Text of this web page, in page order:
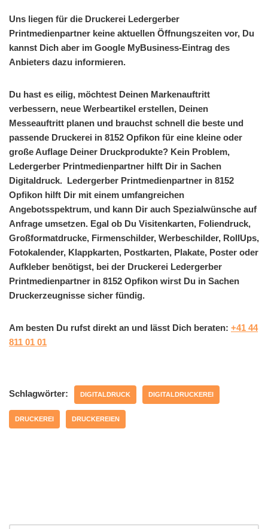
Uns liegen für die Druckerei Ledergerber
Printmedienpartner keine aktuellen Öffnungszeiten vor, Du
kannst Dich aber im Google MyBusiness-Eintrag des
Anbieters dazu informieren.
Du hast es eilig, möchtest Deinen Markenauftritt
verbessern, neue Werbeartikel erstellen, Deinen
Messeauftritt planen und brauchst schnell die beste und
passende Druckerei in 8152 Opfikon für eine kleine oder
große Auflage Deiner Druckprodukte? Kein Problem,
Ledergerber Printmedienpartner hilft Dir in Sachen
Digitaldruck. Ledergerber Printmedienpartner in 8152
Opfikon hilft Dir mit einem umfangreichen
Angebotsspektrum, und kann Dir auch Spezialwünsche auf
Anfrage umsetzen. Egal ob Du Visitenkarten, Foliendruck,
Großformatdrucke, Firmenschilder, Werbeschilder, RollUps,
Fotokalender, Klappkarten, Postkarten, Plakate, Poster oder
Aufkleber benötigst, bei der Druckerei Ledergerber
Printmedienpartner in 8152 Opfikon wirst Du in Sachen
Druckerzeugnisse sicher fündig.
Am besten Du rufst direkt an und lässt Dich beraten: +41 44
811 01 01
Schlagwörter: DIGITALDRUCK DIGITALDRUCKEREI
DRUCKEREI DRUCKEREIEN